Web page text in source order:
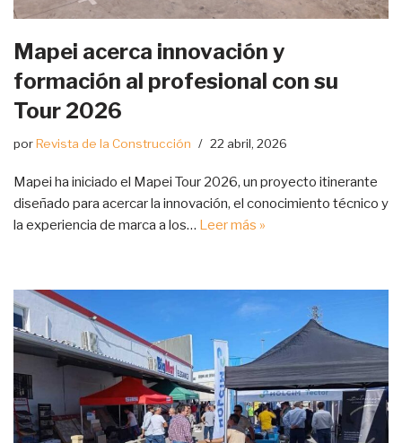
Mapei acerca innovación y
formación al profesional con su
Tour 2026
porRevista de la Construcción 22 abril, 2026
Mapei ha iniciado el Mapei Tour 2026, un proyecto itinerante
diseñado para acercar la innovación, el conocimiento técnico y
la experiencia de marca a los… Leer más »